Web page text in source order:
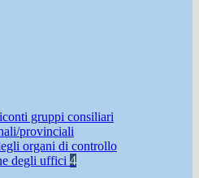
gruppi consiliari
provinciali
organi di controllo
degli uffici 4